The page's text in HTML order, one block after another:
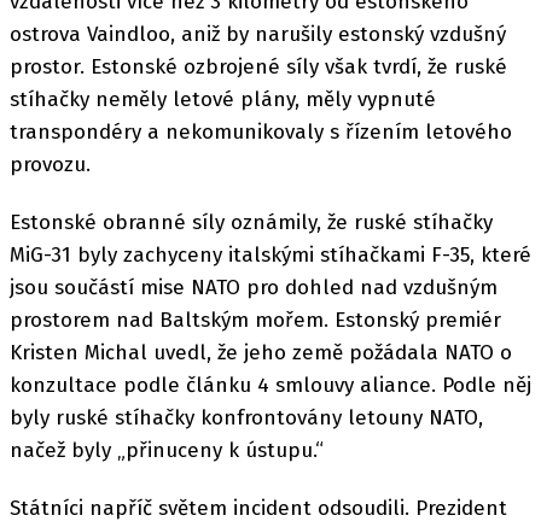
ostrova Vaindloo, aniž by narušily estonský vzdušný
prostor. Estonské ozbrojené síly však tvrdí, že ruské
stíhačky neměly letové plány, měly vypnuté
transpondéry a nekomunikovaly s řízením letového
provozu.
Estonské obranné síly oznámily, že ruské stíhačky
MiG-31 byly zachyceny italskými stíhačkami F-35, které
jsou součástí mise NATO pro dohled nad vzdušným
prostorem nad Baltským mořem. Estonský premiér
Kristen Michal uvedl, že jeho země požádala NATO o
konzultace podle článku 4 smlouvy aliance. Podle něj
byly ruské stíhačky konfrontovány letouny NATO,
načež byly „přinuceny k ústupu.“
Státníci napříč světem incident odsoudili. Prezident